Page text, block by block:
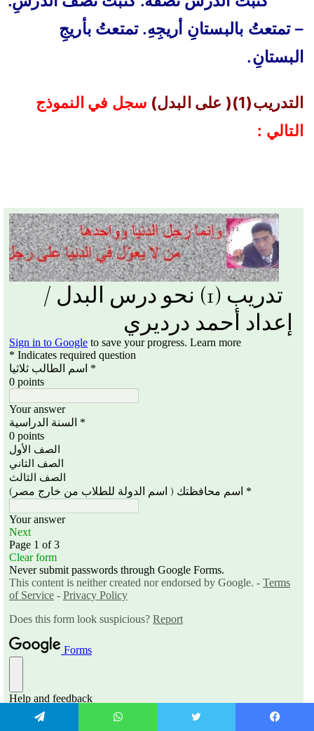
– تمتعتُ بالبستانِ أريجِهِ. تمتعتُ بأريجِ
البستانِ.
التدريب(1)( على البدل)
سجل في النموذج
التالي :